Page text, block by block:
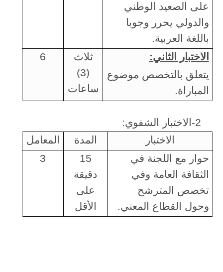
على الصعيد الوطني
والدولي يحرر وجوبا
باللغة العربية.
الاختبار الثاني:
يتعلق بالتخصص موضوع
المباراة.
ثلاث
(3)
ساعات
6
2-الاختبار الشفوي:
الاختبار
المدة
المعامل
حوار مع اللجنة في
الثقافة العامة وفي
تخصص المترشح
وحول القطاع المعني.
15
دقيقة
على
الأقل
3